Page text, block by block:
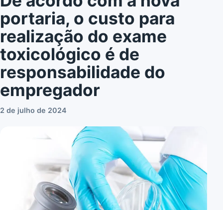
portaria, o custo para
realização do exame
toxicológico é de
responsabilidade do
empregador
2 de julho de 2024